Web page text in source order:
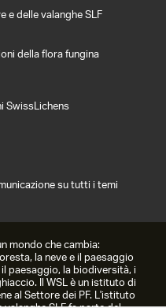
delle valanghe SLF
della flora fungina
SwissLichens
su tutti i temi
mondo che cambia:
la neve e il paesaggio
paesaggio, la biodiversità, i
Il WSL è un istituto di
al Settore dei PF. L'istituto